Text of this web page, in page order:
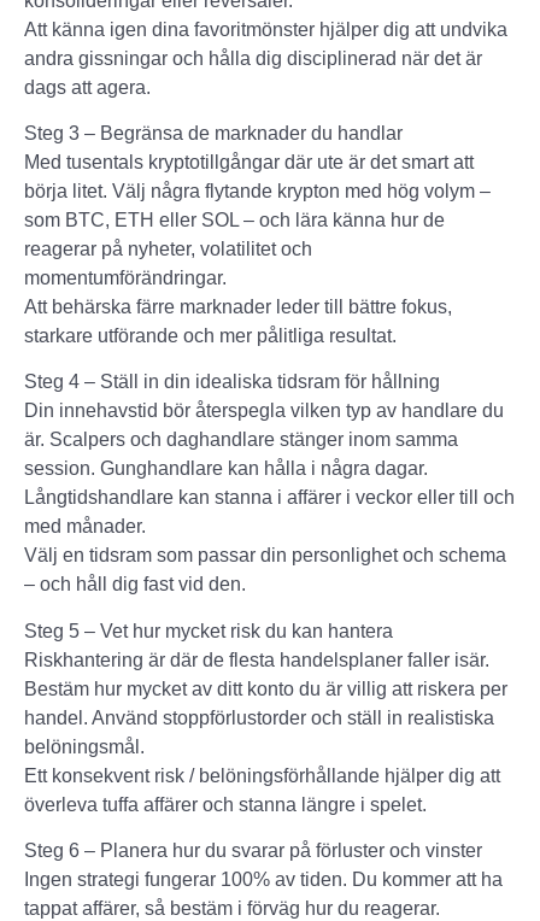
Att känna igen dina favoritmönster hjälper dig att undvika
andra gissningar och hålla dig disciplinerad när det är
dags att agera.
Steg 3 – Begränsa de marknader du handlar
Med tusentals kryptotillgångar där ute är det smart att
börja litet. Välj några flytande krypton med hög volym –
som BTC, ETH eller SOL – och lära känna hur de
reagerar på nyheter, volatilitet och
momentumförändringar.
Att behärska färre marknader leder till bättre fokus,
starkare utförande och mer pålitliga resultat.
Steg 4 – Ställ in din idealiska tidsram för hållning
Din innehavstid bör återspegla vilken typ av handlare du
är. Scalpers och daghandlare stänger inom samma
session. Gunghandlare kan hålla i några dagar.
Långtidshandlare kan stanna i affärer i veckor eller till och
med månader.
Välj en tidsram som passar din personlighet och schema
– och håll dig fast vid den.
Steg 5 – Vet hur mycket risk du kan hantera
Riskhantering är där de flesta handelsplaner faller isär.
Bestäm hur mycket av ditt konto du är villig att riskera per
handel. Använd stoppförlustorder och ställ in realistiska
belöningsmål.
Ett konsekvent risk / belöningsförhållande hjälper dig att
överleva tuffa affärer och stanna längre i spelet.
Steg 6 – Planera hur du svarar på förluster och vinster
Ingen strategi fungerar 100% av tiden. Du kommer att ha
tappat affärer, så bestäm i förväg hur du reagerar.